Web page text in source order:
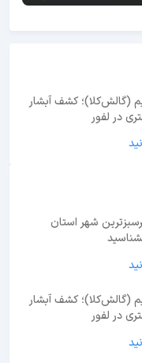
(گالش‌کلا)؛ کشف آبشار
شهر استان
(گالش‌کلا)؛ کشف آبشار